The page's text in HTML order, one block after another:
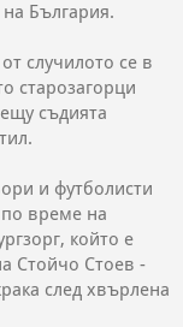
България.
случилото се в
старозагорци
съдията
и футболисти
време на
който е
Стойчо Стоев -
след хвърлена